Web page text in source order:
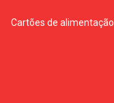
Cartões de alimentação